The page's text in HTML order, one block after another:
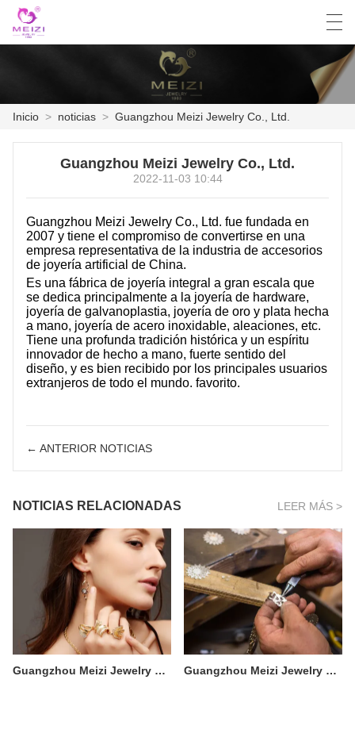
NOTICIAS
CASO
LA FÁBRICA
CONTÁCTENOS
SOBRE NOSOTROS
Español
Inicio > noticias > Guangzhou Meizi Jewelry Co., Ltd.
Guangzhou Meizi Jewelry Co., Ltd.
2022-11-03 10:44
Guangzhou Meizi Jewelry Co., Ltd. fue fundada en
2007 y tiene el compromiso de convertirse en una
empresa representativa de la industria de accesorios
de joyería artificial de China.
Es una fábrica de joyería integral a gran escala que
se dedica principalmente a la joyería de hardware,
joyería de galvanoplastia, joyería de oro y plata hecha
a mano, joyería de acero inoxidable, aleaciones, etc.
Tiene una profunda tradición histórica y un espíritu
innovador de hecho a mano, fuerte sentido del
diseño, y es bien recibido por los principales usuarios
extranjeros de todo el mundo. favorito.
← ANTERIOR NOTICIAS
NOTICIAS RELACIONADAS LEER MÁS >
Guangzhou Meizi Jewelry Co., Ltd.2 Guangzhou Meizi Jewelry Co., Ltd.1